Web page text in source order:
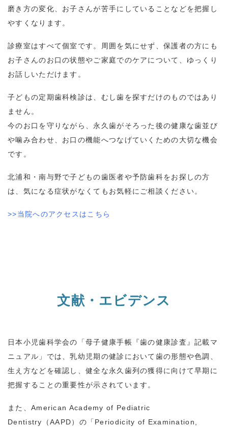
磨き方の変化、お子さんが苦手にしていることなどを把握し
やすくなります。
診療室はすべて個室です。周囲を気にせず、保護者の方にも
お子さんのお口の状態やご家庭でのケアについて、ゆっくり
お話しいただけます。
子どもの定期歯科検診は、むし歯を探すだけのものではあり
ません。
今のお口を守りながら、永久歯がそろった後の健康な歯並び
や噛み合わせ、お口の機能へつなげていくための大切な機会
です。
北浦和・南与野で子どもの歯医者や予防歯科をお探しの方
は、気になる症状がなくてもお気軽にご相談ください。
>>当院へのアクセスはこちら
文献・エビデンス
日本小児歯科学会の「母子健康手帳『歯の健康診査』記載マ
ニュアル」では、乳幼児期の健診において歯の形態や色調、
生え方などを確認し、健全な永久歯列の獲得に向けて早期に
把握することの重要性が示されています。
また、 American Academy of Pediatric
Dentistry
（AAPD）の「 Periodicity of Examination,